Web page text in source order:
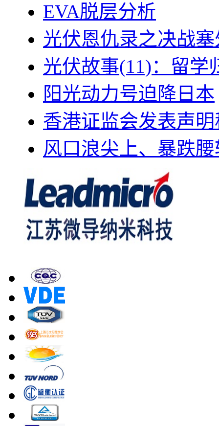
EVA脱层分析
光伏恩仇录之决战
光伏故事(11)：留学
阳光动力号迫降日本
香港证监会发表声
风口浪尖上、暴跌